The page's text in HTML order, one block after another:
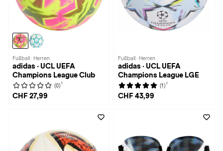
Fußball · Herren
adidas · UCL UEFA
Champions League Club
(0) 1
CHF 27,99
Fußball · Herren
adidas · UCL UEFA
Champions League LGE
(1) 1
CHF 43,99